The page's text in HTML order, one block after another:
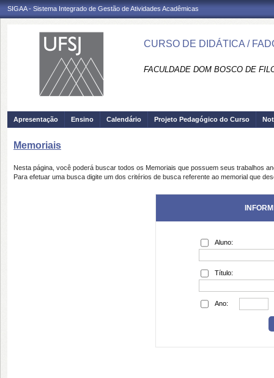
SIGAA - Sistema Integrado de Gestão de Atividades Acadêmicas
CURSO DE DIDÁTICA /
FACULDADE DOM BOSCO DE
Apresentação Ensino Calendário Projeto Pedagógico do Curso
Memoriais
Nesta página, você poderá buscar todos os Memoriais que possuem seus trabalhos
Para efetuar uma busca digite um dos critérios de busca referente ao memorial que
Aluno:
Título:
Ano: